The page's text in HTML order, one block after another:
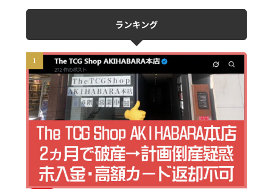
ランキング